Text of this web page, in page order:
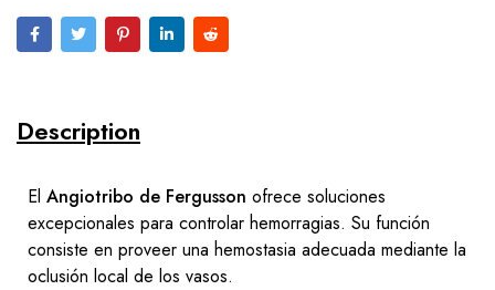
Description
El Angiotribo de Fergusson ofrece soluciones
excepcionales para controlar hemorragias. Su función
consiste en proveer una hemostasia adecuada mediante la
oclusión local de los vasos.